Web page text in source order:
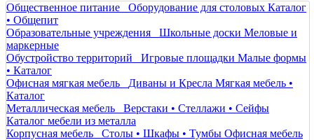
Общественное питание Оборудование для столовых Каталог
• Общепит
Образовательные учреждения
Школьные доски Меловые и
маркерные
Обустройство территорий
Игровые площадки Малые формы
• Каталог
Офисная мягкая мебель
Диваны и Кресла Мягкая мебель •
Каталог
Металлическая мебель
Верстаки • Стеллажи • Сейфы
Каталог мебели из металла
Корпусная мебель
Столы • Шкафы • Тумбы Офисная мебель